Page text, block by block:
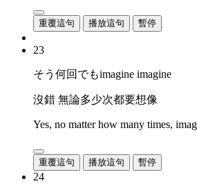
重覆這句 播放這句 暫停
23
そう何回でもimagine imagine
沒錯 無論多少次都要想像
Yes, no matter how many times,
重覆這句 播放這句 暫停
24